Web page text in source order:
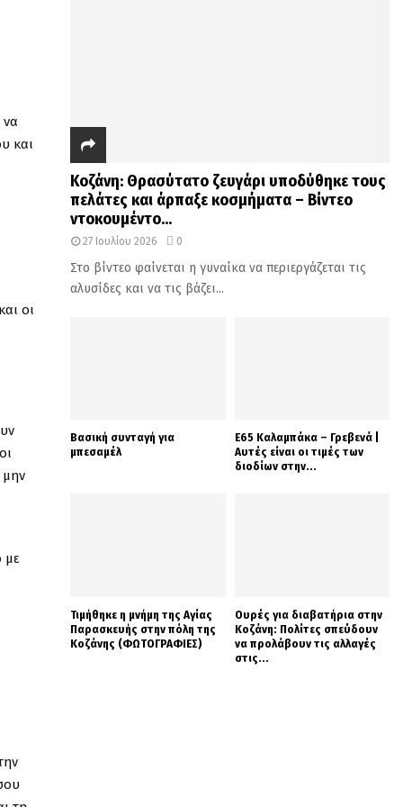
να
και
οι
μην
με
Κοζάνη: Θρασύτατο ζευγάρι υποδύθηκε τους
πελάτες και άρπαξε κοσμήματα – Βίντεο
ντοκουμέντο...
27 Ιουλίου 2026 0
Στο βίντεο φαίνεται η γυναίκα να περιεργάζεται τις
αλυσίδες και να τις βάζει...
Βασική συνταγή για
μπεσαμέλ
Ε65 Καλαμπάκα – Γρεβενά |
Αυτές είναι οι τιμές των
διοδίων στην...
Τιμήθηκε η μνήμη της Αγίας
Παρασκευής στην πόλη της
Κοζάνης (ΦΩΤΟΓΡΑΦΙΕΣ)
Ουρές για διαβατήρια στην
Κοζάνη: Πολίτες σπεύδουν
να προλάβουν τις αλλαγές
στις...